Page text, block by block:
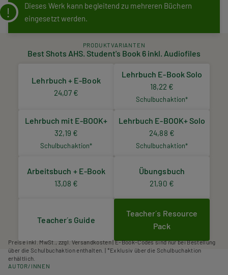
Dieses Werk kann begleitend zu mehreren Büchern
eingesetzt werden.
PRODUKTVARIANTEN
Best Shots AHS. Student's Book 6 inkl. Audiofiles
Lehrbuch + E-Book
24,07 €
Lehrbuch E-Book Solo
18,22 €
Schulbuchaktion*
Lehrbuch mit E-BOOK+
32,19 €
Schulbuchaktion*
Lehrbuch E-BOOK+ Solo
24,88 €
Schulbuchaktion*
Arbeitsbuch + E-Book
13,08 €
Übungsbuch
21,90 €
Teacher´s Guide
Teacher´s Resource
Pack
Preise inkl. MwSt., zzgl. Versandkosten | E-Book-Codes sind nur bei Bestellung
über die Schulbuchaktion enthalten. | *Exklusiv über die Schulbuchaktion
erhältlich.
AUTOR/INNEN